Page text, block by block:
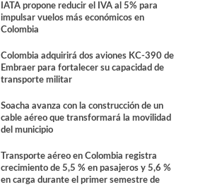
IATA propone reducir el IVA al 5% para
impulsar vuelos más económicos en
Colombia
Colombia adquirirá dos aviones KC-390 de
Embraer para fortalecer su capacidad de
transporte militar
Soacha avanza con la construcción de un
cable aéreo que transformará la movilidad
del municipio
Transporte aéreo en Colombia registra
crecimiento de 5,5 % en pasajeros y 5,6 %
en carga durante el primer semestre de